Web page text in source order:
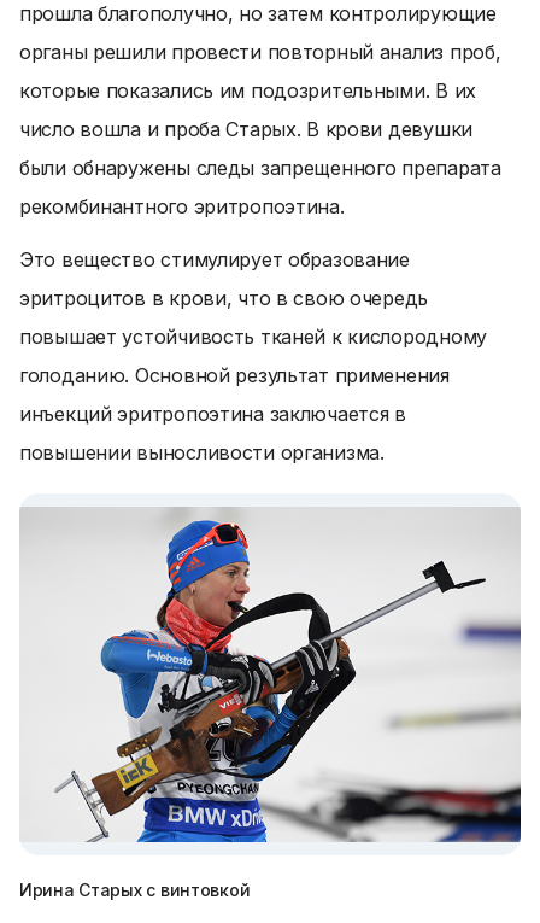
прошла благополучно, но затем контролирующие
органы решили провести повторный анализ проб,
которые показались им подозрительными. В их
число вошла и проба Старых. В крови девушки
были обнаружены следы запрещенного препарата
рекомбинантного эритропоэтина.
Это вещество стимулирует образование
эритроцитов в крови, что в свою очередь
повышает устойчивость тканей к кислородному
голоданию. Основной результат применения
инъекций эритропоэтина заключается в
повышении выносливости организма.
Ирина Старых с винтовкой